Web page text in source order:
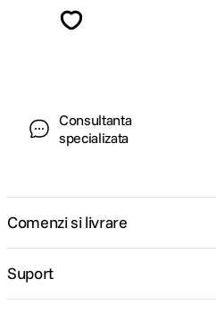
Consultanta
specializata
Comenzi si livrare
Suport